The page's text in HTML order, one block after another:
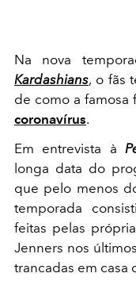
Na nova
Kardashians, o fãs
de como a famosa
coronavírus.
Em entrevista à
longa data do
que pelo menos
temporada
feitas pelas
Jenners nos
trancadas em casa